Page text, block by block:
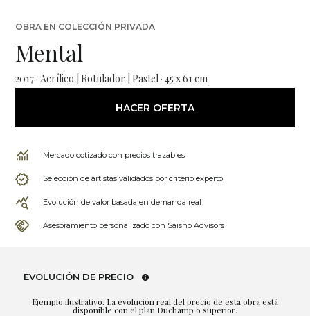
OBRA EN COLECCIÓN PRIVADA
Mental
2017 · Acrílico | Rotulador | Pastel · 45 x 61 cm
HACER OFERTA
Mercado cotizado con precios trazables
Selección de artistas validados por criterio experto
Evolución de valor basada en demanda real
Asesoramiento personalizado con Saisho Advisors
EVOLUCIÓN DE PRECIO
Ejemplo ilustrativo. La evolución real del precio de esta obra está
disponible con el plan Duchamp o superior.